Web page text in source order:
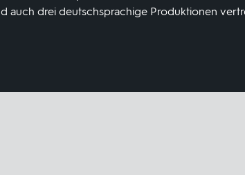
auch drei deutschsprachige Produktionen